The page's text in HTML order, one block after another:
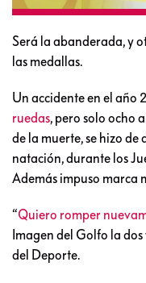
Será la abanderada, y
las medallas.
Un accidente en el año
ruedas, pero solo ocho
de la muerte, se hizo de
natación, durante los
Además impuso marca
“Quiero romper
Imagen del Golfo la
del Deporte.